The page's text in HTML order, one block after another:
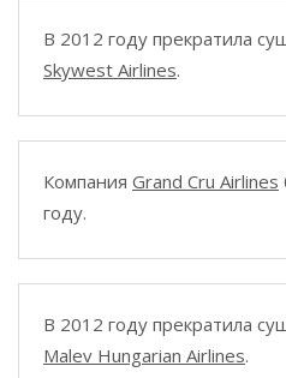
В 2012 году прекратила
Skywest Airlines.
Компания Grand Cru Airlines
году.
В 2012 году прекратила
Malev Hungarian Airlines.